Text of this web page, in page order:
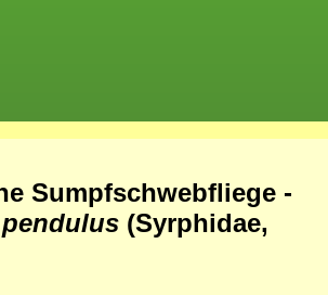
Sumpfschwebfliege -
(Syrphidae,